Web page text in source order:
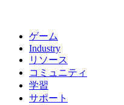
ゲーム
Industry
リソース
コミュニティ
学習
サポート